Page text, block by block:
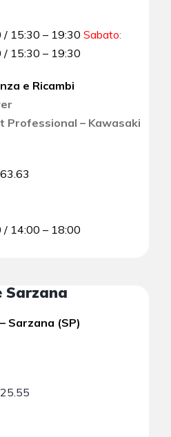
/ 15:30 – 19:30 Sabato:
/ 15:30 – 19:30
e Ricambi
Professional – Kawasaki
14:00 – 18:00
Sarzana
Sarzana (SP)